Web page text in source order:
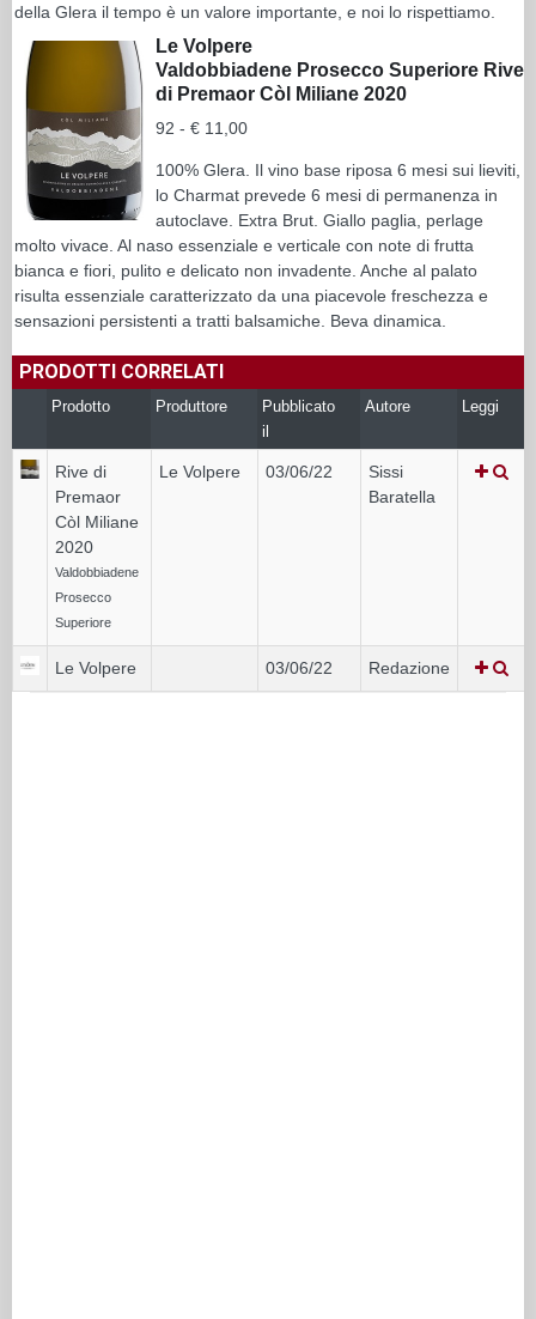
della Glera il tempo è un valore importante, e noi lo rispettiamo.
Le Volpere
Valdobbiadene Prosecco Superiore Rive
di Premaor Còl Miliane 2020
92 - € 11,00
100% Glera. Il vino base riposa 6 mesi sui lieviti,
lo Charmat prevede 6 mesi di permanenza in
autoclave. Extra Brut. Giallo paglia, perlage
molto vivace. Al naso essenziale e verticale con note di frutta
bianca e fiori, pulito e delicato non invadente. Anche al palato
risulta essenziale caratterizzato da una piacevole freschezza e
sensazioni persistenti a tratti balsamiche. Beva dinamica.
PRODOTTI CORRELATI
Prodotto Produttore
Pubblicato
il
Autore Leggi
Rive di
Premaor
Còl Miliane
2020
Valdobbiadene
Prosecco
Superiore
Le Volpere 03/06/22
Sissi
Baratella
Le Volpere 03/06/22 Redazione